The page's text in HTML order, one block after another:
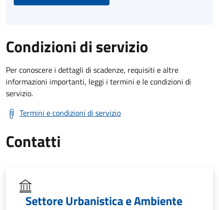
Condizioni di servizio
Per conoscere i dettagli di scadenze, requisiti e altre
informazioni importanti, leggi i termini e le condizioni di
servizio.
Termini e condizioni di servizio
Contatti
Settore Urbanistica e Ambiente